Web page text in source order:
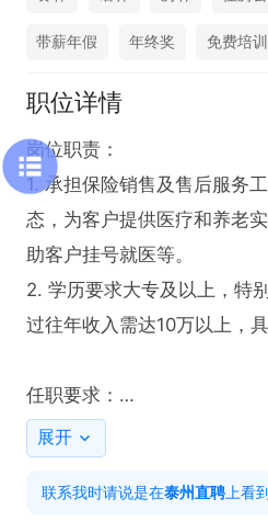
带薪年假 年终奖 免费培训
职位详情
岗位职责：
1. 承担保险销售及售后服务
态，为客户提供医疗和养老
助客户挂号就医等。
2. 学历要求大专及以上，特
过往年收入需达10万以上，具
任职要求：
1. 学历大专及以上。
业从业背景者。
展开
联系我时请说是在泰州直聘 上看